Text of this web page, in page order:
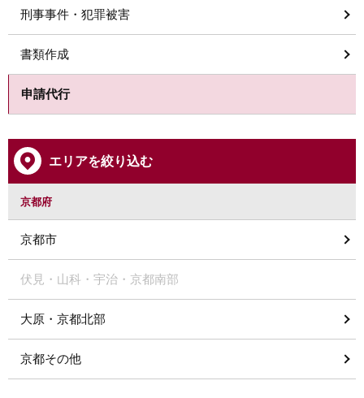
刑事事件・犯罪被害
書類作成
申請代行
エリアを絞り込む
京都府
京都市
伏見・山科・宇治・京都南部
大原・京都北部
京都その他